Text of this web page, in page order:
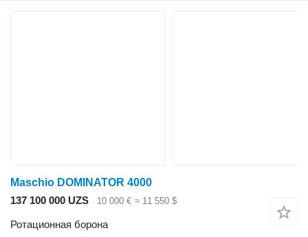
Maschio DOMINATOR 4000
137 100 000 UZS
10 000 € ≈ 11 550 $
Ротационная борона